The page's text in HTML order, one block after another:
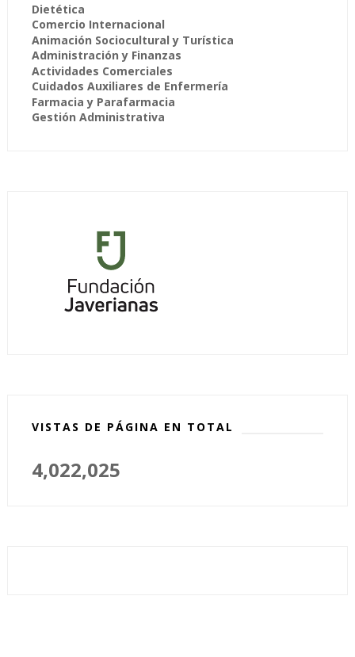
Dietética
Comercio Internacional
Animación Sociocultural y Turística
Administración y Finanzas
Actividades Comerciales
Cuidados Auxiliares de Enfermería
Farmacia y Parafarmacia
Gestión Administrativa
VISTAS DE PÁGINA EN TOTAL
4,022,025